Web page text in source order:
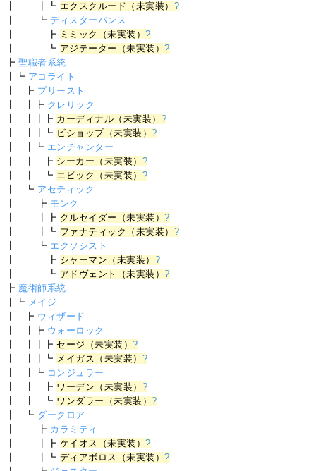
┃ ┃┗ エクスクルード（未実装） ?
┃ ┗ディスターバンス
┃ ┣ ミミック（未実装）?
┃ ┗ アジテーター（未実装）?
┣聖職者系統
┃┗ アコライト
┃ ┣ プリースト
┃ ┃┣ クレリック
┃ ┃┃┣ カーディナル（未実装） ?
┃ ┃┃┗ ビショップ（未実装）?
┃ ┃┗ エンチャンター
┃ ┃ ┣ シーカー（未実装） ?
┃ ┃ ┗ エピック（未実装） ?
┃ ┗ アセティック
┃ ┣ モンク
┃ ┃┣ クルセイダー（未実装）?
┃ ┃┗ ファナティック（未実装） ?
┃ ┗ エクソシスト
┃ ┣ シャーマン（未実装） ?
┃ ┗ アドヴェント（未実装）?
┣ 魔術師系統
┃┗ メイジ
┃ ┣ ウィザード
┃ ┃┣ ウォーロック
┃ ┃┃┣ セージ（未実装）?
┃ ┃┃┗ メイガス（未実装） ?
┃ ┃┗ コンジュラー
┃ ┃ ┣ ワーデン（未実装） ?
┃ ┃ ┗ ワンダラー（未実装）?
┃ ┗ ダークロア
┃ ┣ カラミティ
┃ ┃┣ ケイオス（未実装）?
┃ ┃┗ ディアボロス（未実装）?